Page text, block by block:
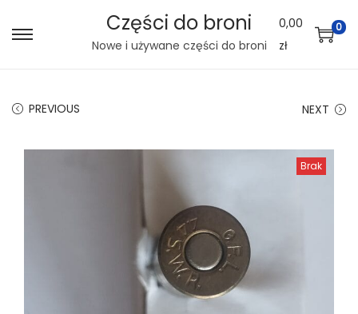
S
a
v
i
g
a
S
o
n
t
e
n
Części do broni
Nowe i używane części do broni
0,00
zł
0
PREVIOUS NEXT
Brak